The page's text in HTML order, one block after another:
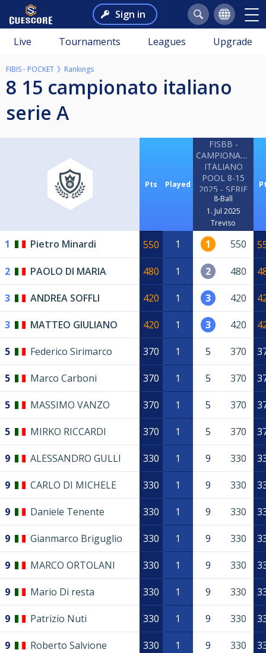
Sign in
Live Tournaments Leagues Upgrade
FIBIS - POCKET Rankings
8 15 campionato italiano
serie A
Pts Played
FISBB -
CAMPIONATO
ITALIANO
POOL 8-15
2025 - SERIE
A
8-Ball
1. Jul 2025
Treviso
1 Pietro Minardi 550 1 1 550
2 PAOLO DI MARIA 480 1 2 480
3 ANDREA SOFFLI 420 1 3 420
3 MATTEO GIULIANO 420 1 3 420
5 Federico Sirimarco 370 1 5 370
5 Marco Carboni 370 1 5 370
5 MASSIMO VANZO 370 1 5 370
5 MIRKO RICCARDI 370 1 5 370
9 ALESSANDRO GULLI 330 1 9 330
9 CARLO DI MICHELE 330 1 9 330
9 Daniele Tenente 330 1 9 330
9 Gianmarco Briguglio 330 1 9 330
9 MARCO ORTOLANI 330 1 9 330
9 Mario Di resta 330 1 9 330
9 Patrizio Nuti 330 1 9 330
9 Roberto Salvione 330 1 9 330